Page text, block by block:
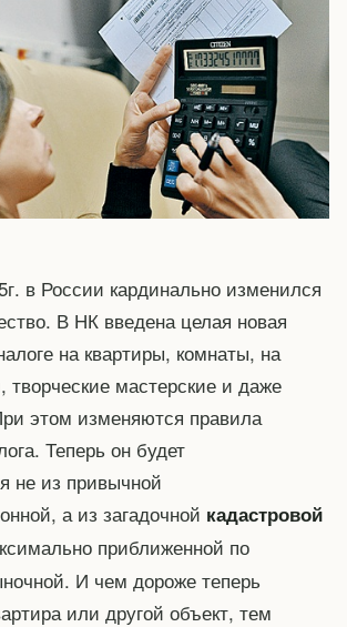
в России кардинально изменился
В НК введена целая новая
на квартиры, комнаты, на
творческие мастерские и даже
этом изменяются правила
Теперь он будет
не из привычной
а из загадочной кадастровой
приближенной по
И чем дороже теперь
или другой объект, тем